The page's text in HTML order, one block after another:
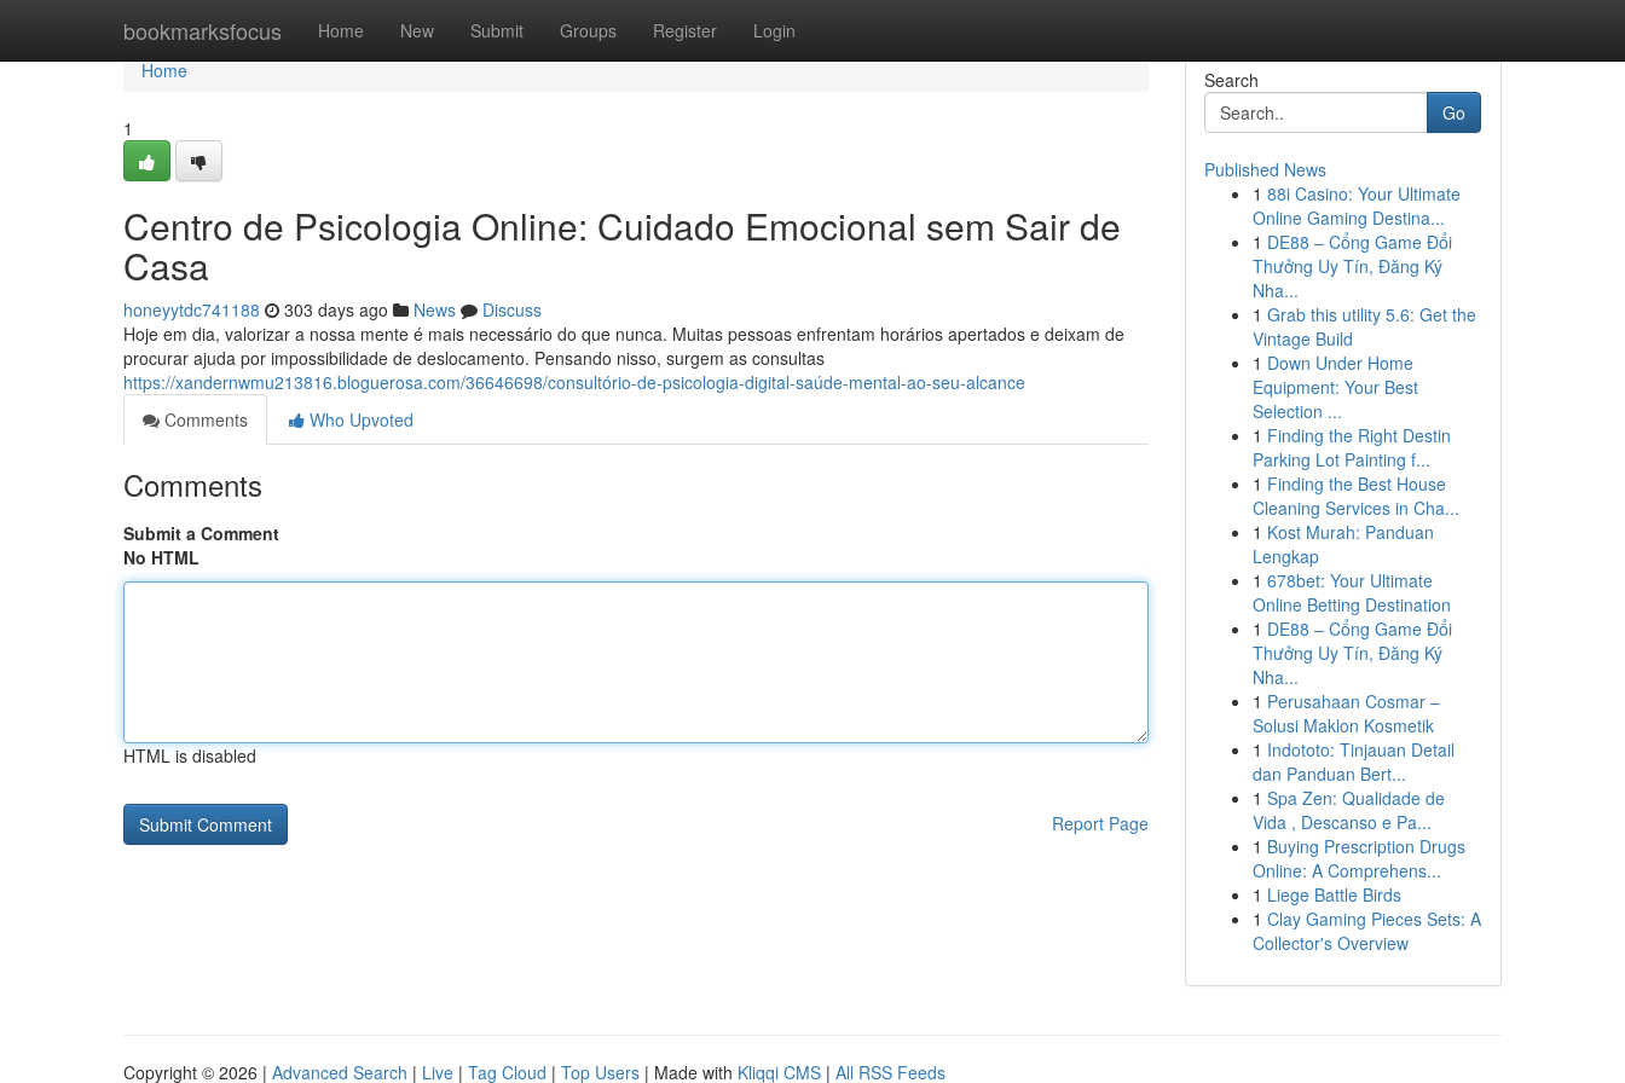
bookmarksfocus Home New Submit Groups Register Login
Home
Home
1
Centro de Psicologia Online: Cuidado Emocional sem Sair de
Casa
honeyytdc741188 303 days ago News
Discuss
Hoje em dia, valorizar a nossa mente é mais necessário do que nunca. Muitas pessoas enfrentam horários apertados e deixam de
procurar ajuda por impossibilidade de deslocamento. Pensando nisso, surgem as consultas
https://xandernwmu213816.bloguerosa.com/36646698/consultório-de-psicologia-digital-saúde-mental-ao-seu-alcance
Comments
Who Upvoted
Comments
Submit a Comment
No HTML
HTML is disabled
Report Page
Search
Go
Published News
1 88i Casino: Your Ultimate
Online Gaming Destina...
1 DE88 – Cổng Game Đổi
Thưởng Uy Tín, Đăng Ký
Nha...
1 Grab this utility 5.6: Get the
Vintage Build
1 Down Under Home
Equipment: Your Best
Selection ...
1 Finding the Right Destin
Parking Lot Painting f...
1 Finding the Best House
Cleaning Services in Cha...
1 Kost Murah: Panduan
Lengkap
1 678bet: Your Ultimate
Online Betting Destination
1 DE88 – Cổng Game Đổi
Thưởng Uy Tín, Đăng Ký
Nha...
1 Perusahaan Cosmar –
Solusi Maklon Kosmetik
1 Indototo: Tinjauan Detail
dan Panduan Bert...
1 Spa Zen: Qualidade de
Vida , Descanso e Pa...
1 Buying Prescription Drugs
Online: A Comprehens...
1 Liege Battle Birds
1 Clay Gaming Pieces Sets: A
Collector's Overview
Copyright © 2026 | Advanced Search | Live | Tag Cloud | Top Users | Made with Kliqqi CMS | All RSS Feeds